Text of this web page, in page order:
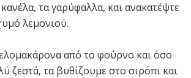
τα γαρύφαλλα, και ανακατέψτε
λεμονιού.
από το φούρνο και όσο
ζεστά, τα βυθίζουμε στο σιρόπι και